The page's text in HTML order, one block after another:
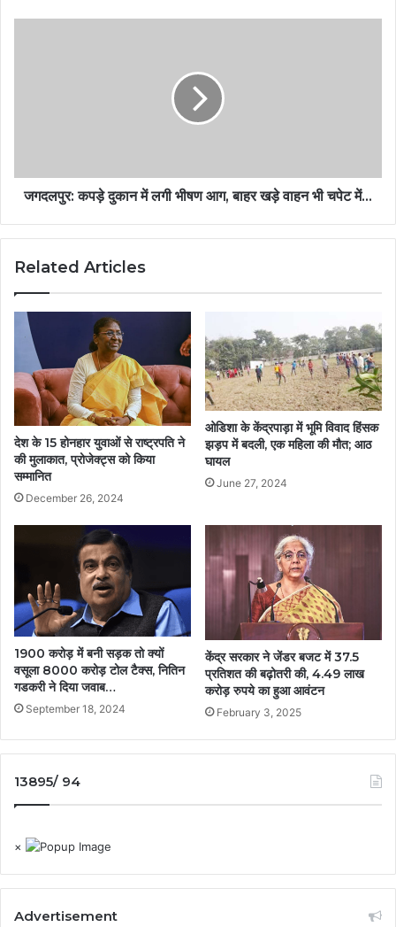
जगदलपुर: कपड़े दुकान में लगी भीषण आग, बाहर खड़े वाहन भी चपेट में…
Related Articles
देश के 15 होनहार युवाओं से राष्ट्रपति ने
की मुलाकात, प्रोजेक्ट्स को किया
सम्मानित
December 26, 2024
ओडिशा के केंद्रपाड़ा में भूमि विवाद हिंसक
झड़प में बदली, एक महिला की मौत; आठ
घायल
June 27, 2024
1900 करोड़ में बनी सड़क तो क्यों
वसूला 8000 करोड़ टोल टैक्स, नितिन
गडकरी ने दिया जवाब…
September 18, 2024
केंद्र सरकार ने जेंडर बजट में 37.5
प्रतिशत की बढ़ोतरी की, 4.49 लाख
करोड़ रुपये का हुआ आवंटन
February 3, 2025
13895/ 94
×
Advertisement